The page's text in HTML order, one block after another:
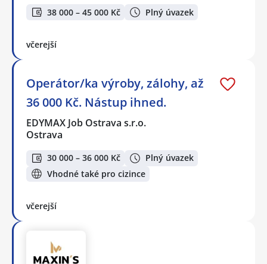
38 000 – 45 000 Kč Plný úvazek
včerejší
Operátor/ka výroby, zálohy, až
36 000 Kč. Nástup ihned.
EDYMAX Job Ostrava s.r.o.
Ostrava
30 000 – 36 000 Kč
Plný úvazek
Vhodné také pro cizince
včerejší